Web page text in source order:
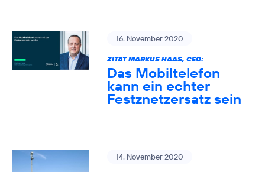
16. November 2020
ZITAT MARKUS HAAS, CEO:
Das Mobiltelefon
kann ein echter
Festznetzersatz sein
14. November 2020